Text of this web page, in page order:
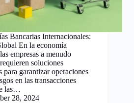
Bancarias Internacionales:
En la economía
empresas a menudo
soluciones
para garantizar operaciones
en las transacciones
las…
28, 2024